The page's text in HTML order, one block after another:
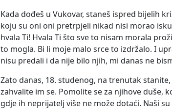
Kada dođeš u Vukovar, staneš ispred bijelih
koju su oni oni pretrpjeli nikad nisi morao
hvala Ti! Hvala Ti što sve to nisam morala
to mogla. Bi li moje malo srce to izdržalo. I
nisu predali i da nije bilo njih, mi danas ne
Zato danas, 18. studenog, na trenutak
zahvalite im se. Pomolite se za njihove duše,
gdje ih neprijatelj više ne može dotaći. Naši